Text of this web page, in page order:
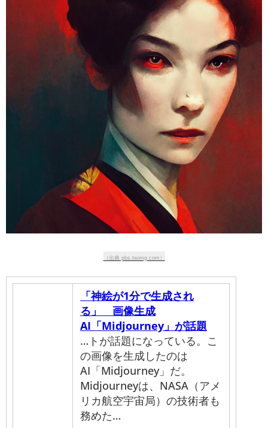
（出典 pbs.twimg.com）
「神絵が1分で生成され
る」 画像生成
AI「Midjourney」が話題
…トが話題になっている。こ
の画像を生成したのは
AI「Midjourney」だ。
Midjourneyは、NASA（アメ
リカ航空宇宙局）の技術者も
務めた…